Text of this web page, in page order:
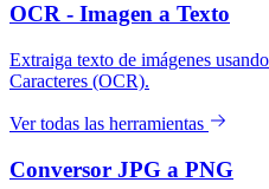
OCR - Imagen a Texto
Extraiga texto de imágenes
Caracteres (OCR).
Ver todas las herramientas
Conversor JPG a PNG